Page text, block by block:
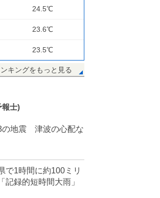
24.5℃
23.6℃
23.5℃
キングをもっと見る
報士)
の地震 津波の心配な
で1時間に約100ミリ
録的短時間大雨」